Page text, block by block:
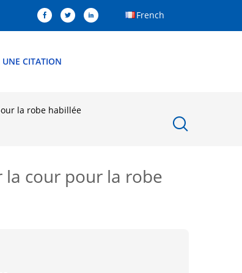
French
CITATION
la robe habillée
cour pour la robe